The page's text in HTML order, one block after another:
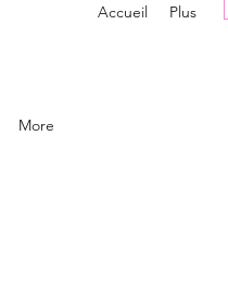
Accueil Plus
More